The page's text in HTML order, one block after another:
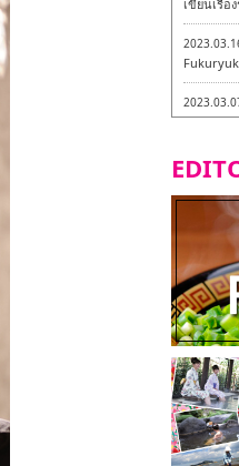
เขียนเรื่อ
ทัวร์ชิมเม
2023.03.02
little
กะ -